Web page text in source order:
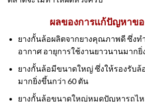
ผลของการแก้ปัญหาข
ยางกั้นล้อผลิตจากยางคุณภาพดี ซึ่ง
อากาศ อายุการใช้งานยาวนานมากยิ่
ยางกั้นล้อมีขนาดใหญ่ ซึ่งให้รองรับล้
มากยิ่งขึ้นกว่า 60 ตัน
ยางกั้นล้อขนาดใหญ่หมดปัญหารถไ